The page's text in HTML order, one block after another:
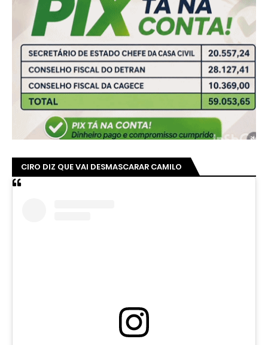
CIRO DIZ QUE VAI DESMASCARAR CAMILO